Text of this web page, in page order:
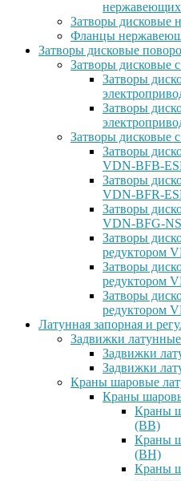
нержавеющих
Затворы дисковые
Фланцы
Затворы дисковые
Затворы дисковые
Затворы
Затворы
Затворы дисковые
Затворы
VDN-BFB-
Затворы
VDN-BFR-
Затворы
VDN-BFG-
Затворы
редуктором
Затворы
редуктором
Затворы
редуктором
Латунная запорная и
Задвижки латунные
Задвижки
Задвижки
Краны шаровые
Краны
Краны
(ВВ)
Краны
(ВН)
Краны